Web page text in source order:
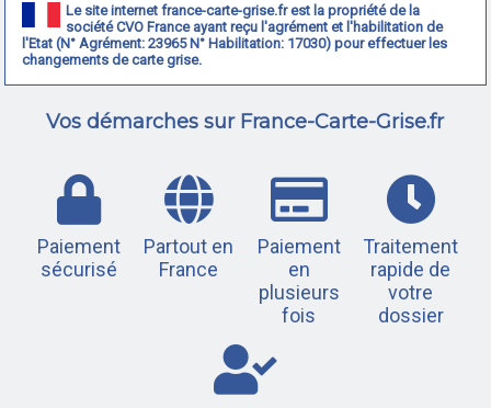
Le site internet france-carte-grise.fr est la propriété de la
société CVO France ayant reçu l'agrément et l'habilitation de
l'Etat (N° Agrément: 23965 N° Habilitation: 17030) pour effectuer les
changements de carte grise.
Vos démarches sur France-Carte-Grise.fr
Paiement
sécurisé
Partout en
France
Paiement
en
plusieurs
fois
Traitement
rapide de
votre
dossier